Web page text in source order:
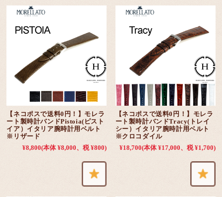
【ネコポスで送料0円！】モレラ
ート製時計バンドPistoia(ピスト
イア）イタリア腕時計用ベルト
※リザード
¥8,800(本体 ¥8,000、税 ¥800)
【ネコポスで送料0円！】モレラ
ート製時計バンドTracy(トレイ
シー）イタリア腕時計用ベルト
※クロコダイル
¥18,700(本体 ¥17,000、税 ¥1,700)